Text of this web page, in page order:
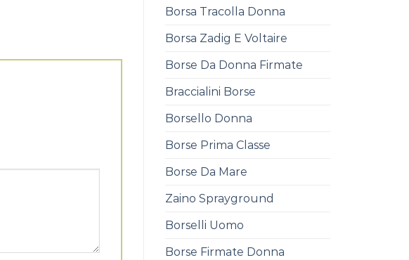
Borsa Tracolla Donna
Borsa Zadig E Voltaire
Borse Da Donna Firmate
Braccialini Borse
Borsello Donna
Borse Prima Classe
Borse Da Mare
Zaino Sprayground
Borselli Uomo
Borse Firmate Donna